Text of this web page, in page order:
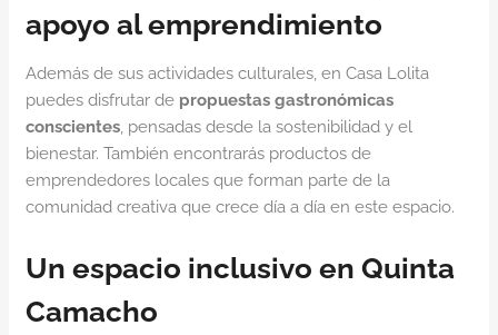
apoyo al emprendimiento
Además de sus actividades culturales, en Casa Lolita
puedes disfrutar de propuestas gastronómicas
conscientes, pensadas desde la sostenibilidad y el
bienestar. También encontrarás productos de
emprendedores locales que forman parte de la
comunidad creativa que crece día a día en este espacio.
Un espacio inclusivo en Quinta
Camacho